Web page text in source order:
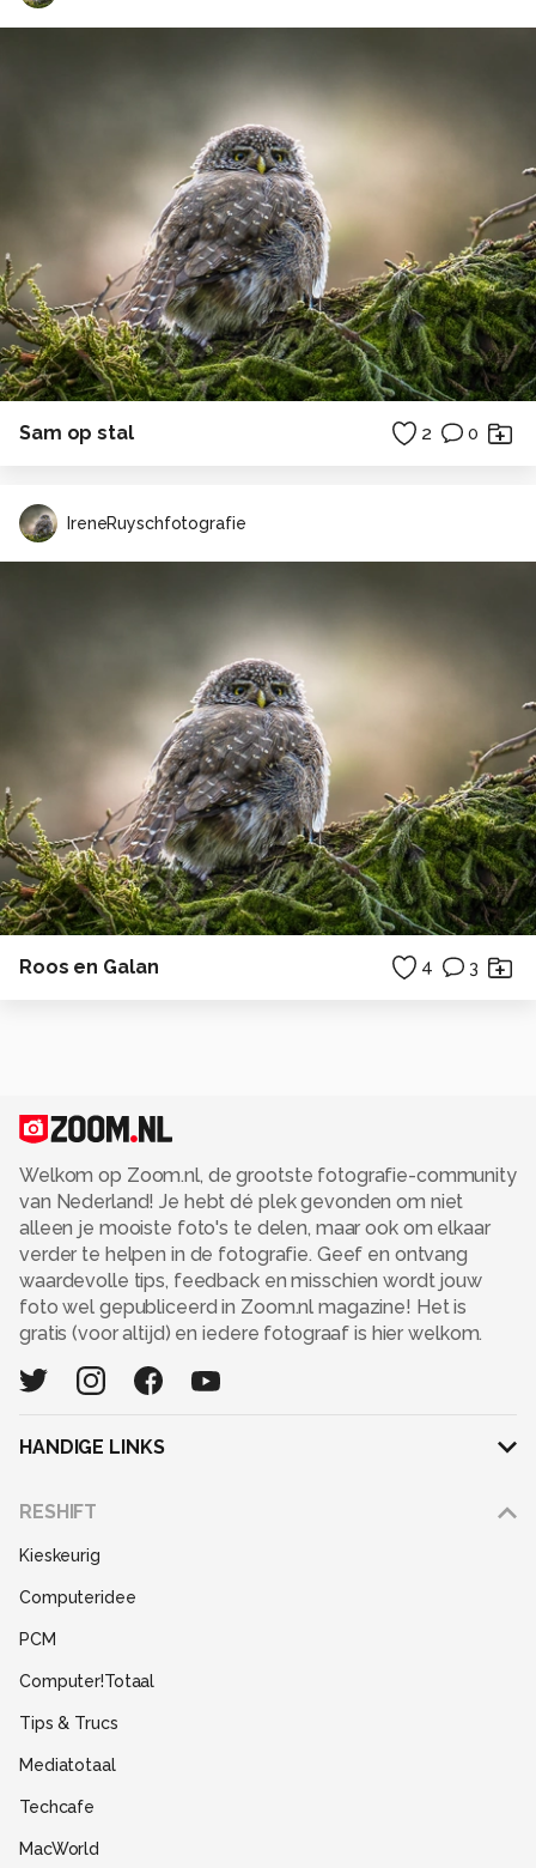
Sam op stal 2 0
IreneRuyschfotografie
Roos en Galan 4 3
Welkom op Zoom.nl, de grootste fotografie-community
van Nederland! Je hebt dé plek gevonden om niet
alleen je mooiste foto's te delen, maar ook om elkaar
verder te helpen in de fotografie. Geef en ontvang
waardevolle tips, feedback en misschien wordt jouw
foto wel gepubliceerd in Zoom.nl magazine! Het is
gratis (voor altijd) en iedere fotograaf is hier welkom.
HANDIGE LINKS
RESHIFT
Kieskeurig
Computeridee
PCM
Computer!Totaal
Tips & Trucs
Mediatotaal
Techcafe
MacWorld